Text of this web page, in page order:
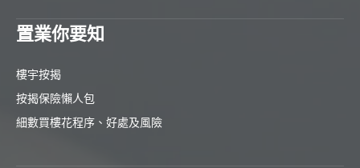
置業你要知
樓宇按揭
按揭保險懶人包
細數買樓花程序、好處及風險